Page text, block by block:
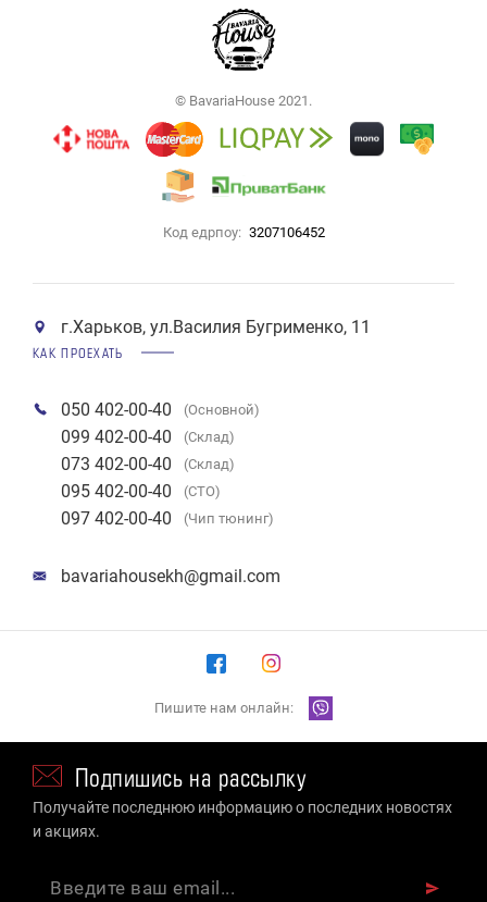
© BavariaHouse 2021.
Код едрпоу: 3207106452
г.Харьков, ул.Василия Бугрименко, 11
КАК ПРОЕХАТЬ
050 402-00-40 (Основной)
099 402-00-40 (Склад)
073 402-00-40 (Склад)
095 402-00-40 (СТО)
097 402-00-40 (Чип тюнинг)
bavariahousekh@gmail.com
Пишите нам онлайн:
Подпишись на рассылку
Получайте последнюю информацию о последних новостях
и акциях.